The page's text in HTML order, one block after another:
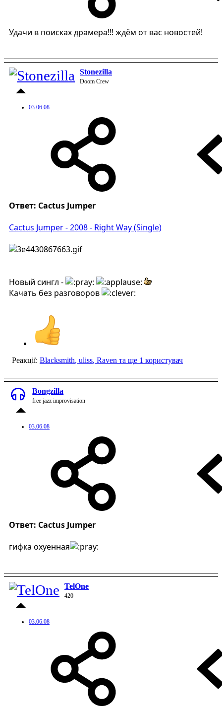
Удачи в поисках драмера!!! ждём от вас новостей!
Stonezilla
Doom Crew
03.06.08
Ответ: Cactus Jumper
Cactus Jumper - 2008 - Right Way (Single)
Новый сингл -
Качать без разговоров
Реакції: Blacksmith, uliss, Raven та ще 1 користувач
Bongzilla
free jazz improvisation
03.06.08
Ответ: Cactus Jumper
гифка охуенная
TelOne
420
03.06.08